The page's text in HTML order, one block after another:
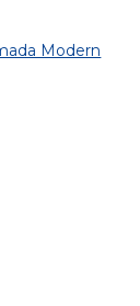
Modern